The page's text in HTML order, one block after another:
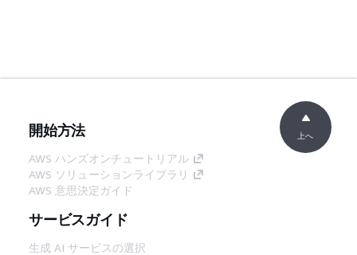
開始方法
AWS ハンズオンチュートリアル
AWS ソリューションライブラリ
AWS 意思決定ガイド
サービスガイド
生成 AI サービスの選択
上へ